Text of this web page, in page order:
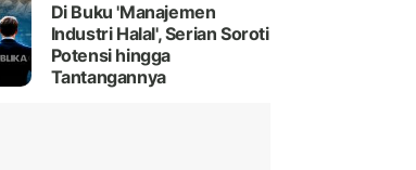
Di Buku 'Manajemen
Industri Halal', Serian Soroti
Potensi hingga
Tantangannya